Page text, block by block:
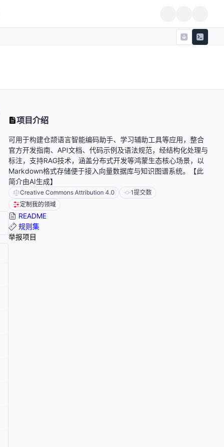
项目介绍
可用于构建仓颉语言智能编码助手、学习辅助工具等应用，整合
官方开发指南、API文档、代码示例及语法规范，经结构化处理与
标注，支持RAG技术，涵盖分布式开发等鸿蒙生态核心场景，以
Markdown格式存储便于接入向量数据库与知识图谱系统。【此
简介由AI生成】
Creative Commons Attribution 4.0 1提交数
定制我的领域
README
规则集
举报项目